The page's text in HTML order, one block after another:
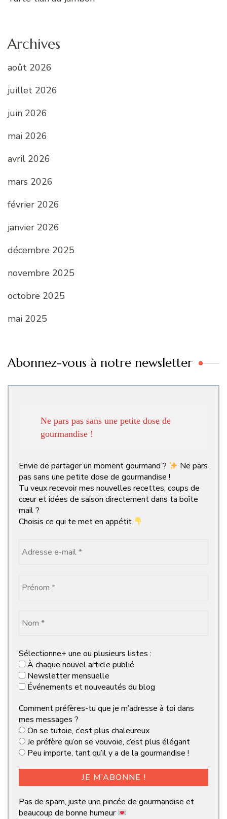
Archives
août 2026
juillet 2026
juin 2026
mai 2026
avril 2026
mars 2026
février 2026
janvier 2026
décembre 2025
novembre 2025
octobre 2025
mai 2025
Abonnez-vous à notre newsletter
Ne pars pas sans une petite dose de
gourmandise !
Envie de partager un moment gourmand ?
Ne pars
pas sans une petite dose de gourmandise !
Tu veux recevoir mes nouvelles recettes, coups de
cœur et idées de saison directement dans ta boîte
mail ?
Choisis ce qui te met en appétit
Sélectionne+ une ou plusieurs listes :
À chaque nouvel article publié
Newsletter mensuelle
Événements et nouveautés du blog
Comment préfères-tu que je m’adresse à toi dans
mes messages ?
On se tutoie, c’est plus chaleureux
Je préfère qu’on se vouvoie, c’est plus élégant
Peu importe, tant qu’il y a de la gourmandise !
Pas de spam, juste une pincée de gourmandise et
beaucoup de bonne humeur